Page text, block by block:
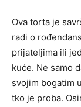
Ova torta je
radi o
prijateljima ili
kuće. Ne samo
svojim bogatim
tko je proba.